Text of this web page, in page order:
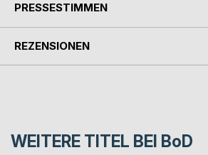
PRESSESTIMMEN
REZENSIONEN
WEITERE TITEL BEI BoD